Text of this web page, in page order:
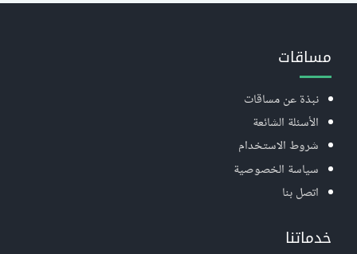
مساقات
نبذة عن مساقات
الأسئلة الشائعة
شروط الاستخدام
سياسة الخصوصية
اتصل بنا
خدماتنا